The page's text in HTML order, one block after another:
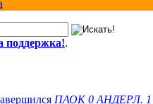
поддержка!.
ПАОК 0 АНДЕРЛ. 1